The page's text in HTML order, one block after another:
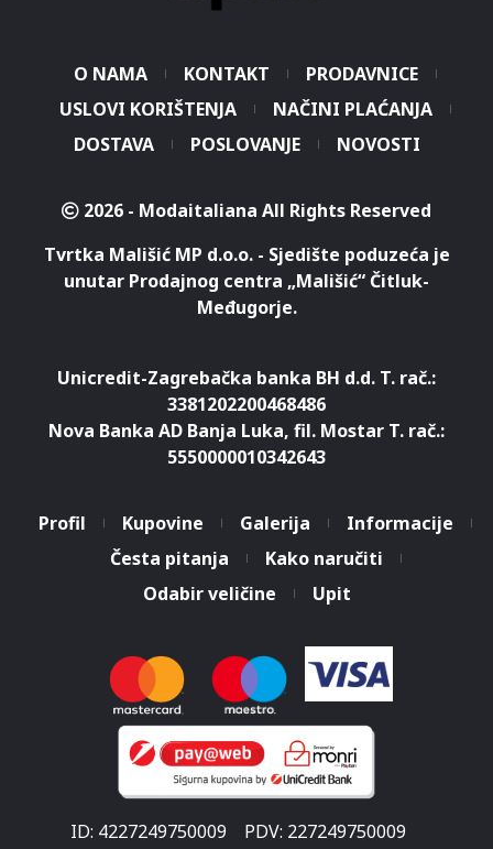
O NAMA KONTAKT
PRODAVNICE
USLOVI KORIŠTENJA
NAČINI PLAĆANJA
DOSTAVA
POSLOVANJE NOVOSTI
2026 - Modaitaliana All Rights Reserved
Tvrtka Mališić MP d.o.o. - Sjedište poduzeća je
unutar Prodajnog centra „Mališić“ Čitluk-
Međugorje.
Unicredit-Zagrebačka banka BH d.d. T. rač.:
3381202200468486
Nova Banka AD Banja Luka, fil. Mostar T. rač.:
5550000010342643
Profil Kupovine Galerija
Informacije
Česta pitanja
Kako naručiti
Odabir veličine
Upit
ID: 4227249750009 PDV: 227249750009